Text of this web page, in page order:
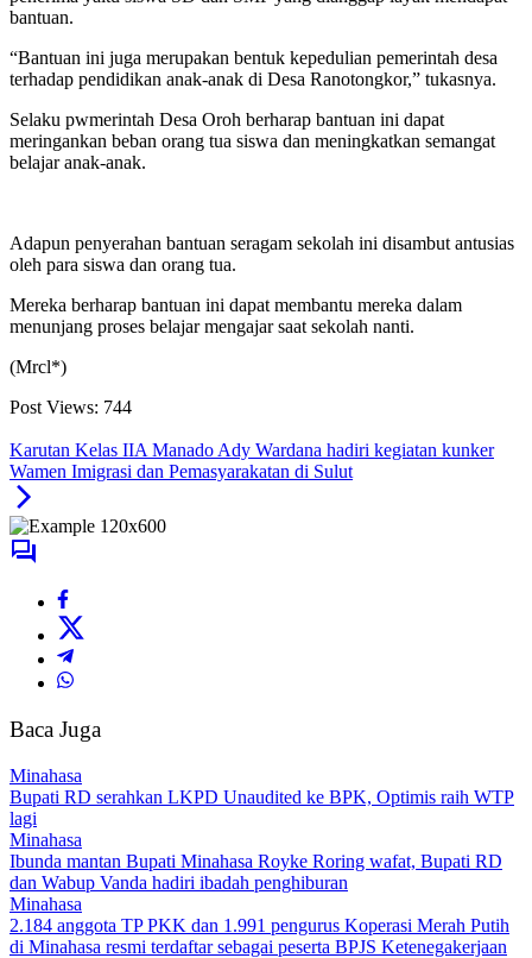
bantuan.
“Bantuan ini juga merupakan bentuk kepedulian pemerintah desa
terhadap pendidikan anak-anak di Desa Ranotongkor,” tukasnya.
Selaku pwmerintah Desa Oroh berharap bantuan ini dapat
meringankan beban orang tua siswa dan meningkatkan semangat
belajar anak-anak.
Adapun penyerahan bantuan seragam sekolah ini disambut antusias
oleh para siswa dan orang tua.
Mereka berharap bantuan ini dapat membantu mereka dalam
menunjang proses belajar mengajar saat sekolah nanti.
(Mrcl*)
Post Views: 744
Karutan Kelas IIA Manado Ady Wardana hadiri kegiatan kunker
Wamen Imigrasi dan Pemasyarakatan di Sulut
Baca Juga
Minahasa
Bupati RD serahkan LKPD Unaudited ke BPK, Optimis raih WTP
lagi
Minahasa
Ibunda mantan Bupati Minahasa Royke Roring wafat, Bupati RD
dan Wabup Vanda hadiri ibadah penghiburan
Minahasa
2.184 anggota TP PKK dan 1.991 pengurus Koperasi Merah Putih
di Minahasa resmi terdaftar sebagai peserta BPJS Ketenegakerjaan